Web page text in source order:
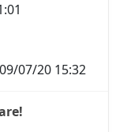
09/07/20 15:32